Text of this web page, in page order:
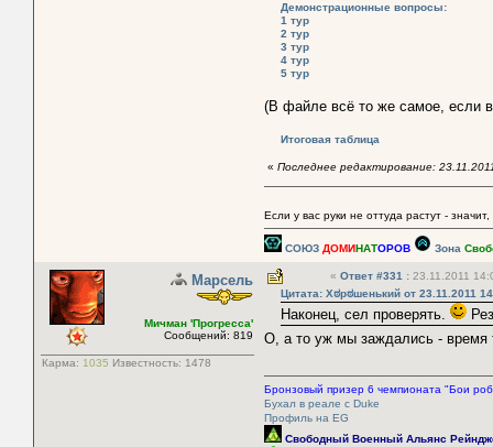
Демонстрационные вопросы:
1 тур
2 тур
3 тур
4 тур
5 тур
(В файле всё то же самое, если
Итоговая таблица
« Последнее редактирование:
Если у вас руки не оттуда растут -
СОЮЗ ДОМИ НАТОРОВ Зона
Марсель
Мичман 'Прогресса'
Сообщений: 819
Карма: 1035 Известность: 1478
« Ответ #331 : 23.11.2011
Цитата: Хಠрಠшенький от 23.11.2011
Наконец, сел проверять.
О, а то уж мы заждались - время
Бронзовый призер 6 чемпионата "Бои
Бухал в реале с Duke
Профиль на EG
Свободный Военный Альянс